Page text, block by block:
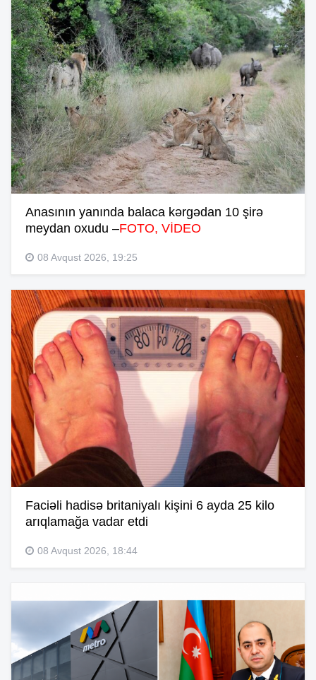
Anasının yanında balaca kərgədan 10 şirə
meydan oxudu –FOTO, VİDEO
08 Avqust 2026, 19:25
Faciəli hadisə britaniyalı kişini 6 ayda 25 kilo
arıqlamağa vadar etdi
08 Avqust 2026, 18:44